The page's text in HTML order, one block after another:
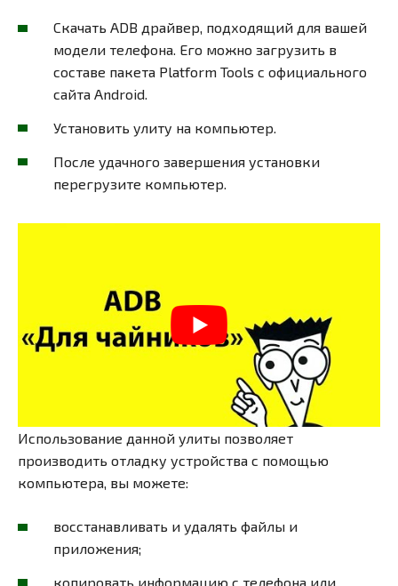
Скачать ADB драйвер, подходящий для вашей
модели телефона. Его можно загрузить в
составе пакета Platform Tools с официального
сайта Android.
Установить улиту на компьютер.
После удачного завершения установки
перегрузите компьютер.
Использование данной улиты позволяет
производить отладку устройства с помощью
компьютера, вы можете:
восстанавливать и удалять файлы и
приложения;
копировать информацию с телефона или